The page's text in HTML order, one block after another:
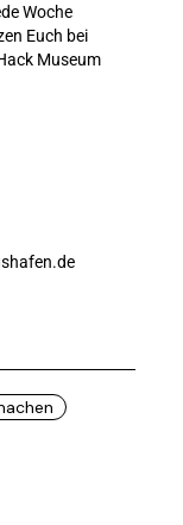
Woche
Euch bei
Museum